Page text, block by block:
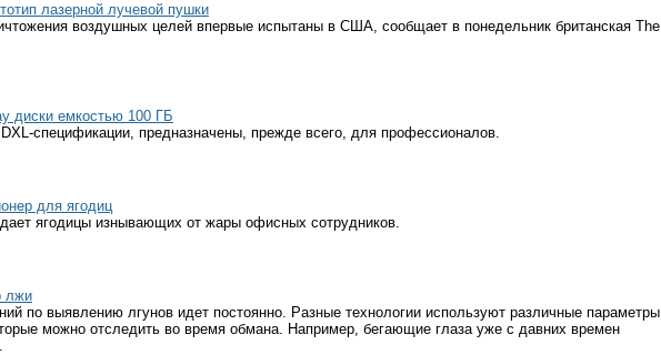
лазерной лучевой пушки
воздушных целей впервые испытаны в США, сообщает в понедельник британская The
диски емкостью 100 ГБ
спецификации, предназначены, прежде всего, для профессионалов.
для ягодиц
ягодицы изнывающих от жары офисных сотрудников.
лжи
по выявлению лгунов идет постоянно. Разные технологии используют различные параметры
можно отследить во время обмана. Например, бегающие глаза уже с давних времен